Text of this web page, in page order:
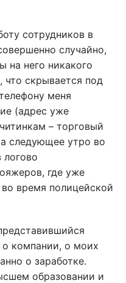
сотрудников в
случайно,
на него никакого
что скрывается под
меня
(адрес уже
– торговый
следующее утро во
логово
где уже
время полицейской
о компании, о моих
о заработке.
образовании и